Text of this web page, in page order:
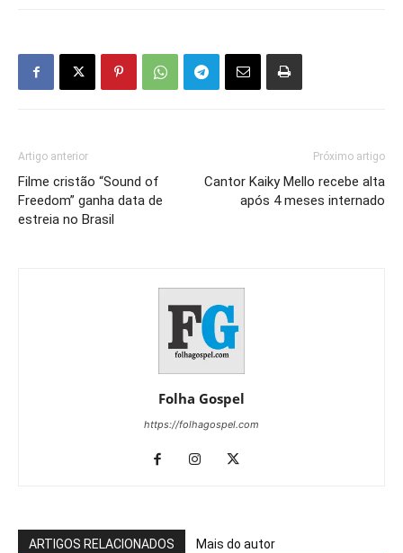
Artigo anterior
Filme cristão “Sound of
Freedom” ganha data de
estreia no Brasil
Próximo artigo
Cantor Kaiky Mello recebe alta
após 4 meses internado
Folha Gospel
https://folhagospel.com
ARTIGOS RELACIONADOS Mais do autor